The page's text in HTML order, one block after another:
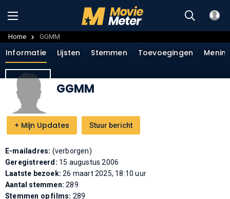
Home GGMM
+ Mijn Updates Stuur bericht
Informatie Lijsten Stemmen Toevoegingen
GGMM
E-mailadres: (verborgen)
Geregistreerd: 15 augustus 2006
Laatste bezoek:26 maart 2025, 18:10 uur
Aantal stemmen:289
Stemmen op films: 289